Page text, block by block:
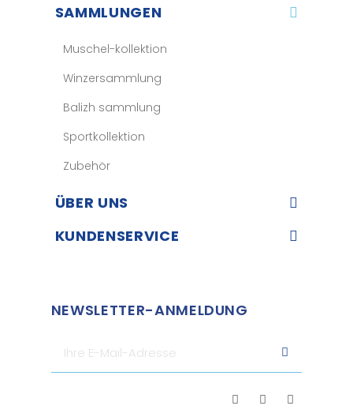
SAMMLUNGEN
Muschel-kollektion
Winzersammlung
Balizh sammlung
Sportkollektion
Zubehör
ÜBER UNS​
KUNDENSERVICE​
NEWSLETTER-ANMELDUNG